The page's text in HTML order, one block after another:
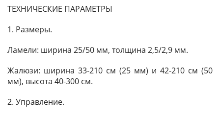
ТЕХНИЧЕСКИЕ ПАРАМЕТРЫ
1. Размеры.
Ламели: ширина 25/50 мм, толщина 2,5/2,9 мм.
Жалюзи: ширина 33-210 см (25 мм) и 42-210 см (50
мм), высота 40-300 см.
2. Управление.